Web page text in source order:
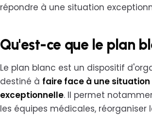
répondre à une situation
Qu'est-ce que le plan
Le plan blanc est un dispositif
destiné à faire face à une
exceptionnelle. Il permet
les équipes médicales, réorganiser